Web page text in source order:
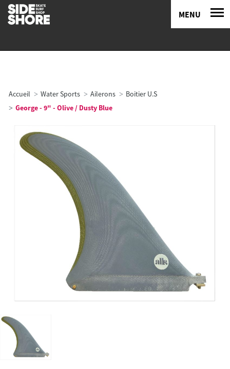
MENU
Accueil Water Sports Ailerons
Boitier U.S
George - 9" - Olive / Dusty Blue